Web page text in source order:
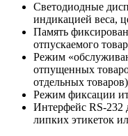
Светодиодные
индикацией веса,
Память
отпускаемого
Режим
отпущенных
отдельных товаров)
Режим фиксации
Интерфейс RS-232
липких этикеток